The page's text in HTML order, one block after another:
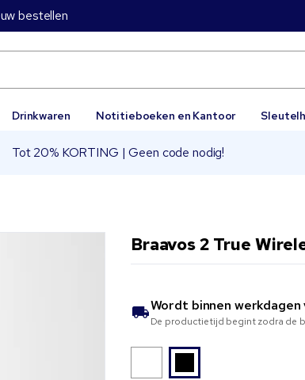
bestellen
Drinkwaren Notitieboeken en Kantoor
Tot 20% KORTING | Geen code nodig!
Braavos 2 True
Wordt binnen werkdagen
De productietijd begint zodra de